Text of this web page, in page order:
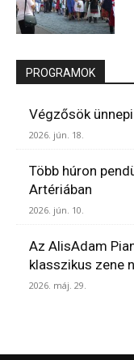
PROGRAMOK
Végzősök
2026. jún. 18.
Több húron
Artériában
2026. jún. 10.
Az AlisAdam
klasszikus zene
2026. máj. 29.